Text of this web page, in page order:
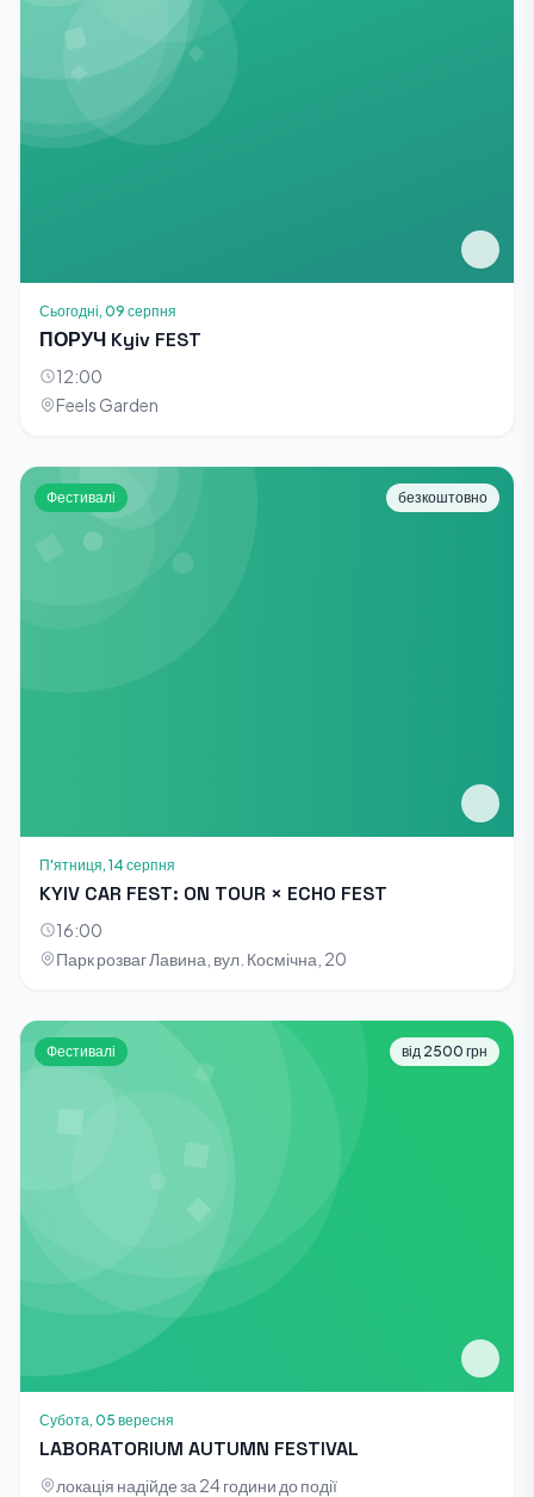
Сьогодні, 09 серпня
ПОРУЧ Kyiv FEST
12:00
Feels Garden
Фестивалі безкоштовно
П'ятниця, 14 серпня
KYIV CAR FEST: ON TOUR × ECHO FEST
16:00
Парк розваг Лавина, вул. Космічна, 20
Фестивалі від 2500 грн
Субота, 05 вересня
LABORATORIUM AUTUMN FESTIVAL
локація надійде за 24 години до події